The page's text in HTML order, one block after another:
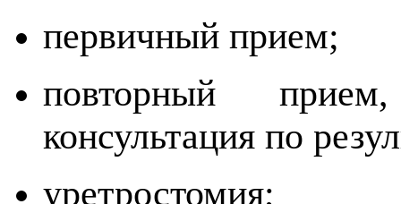
первичный прием;
повторный
консультация по
уретростомия;